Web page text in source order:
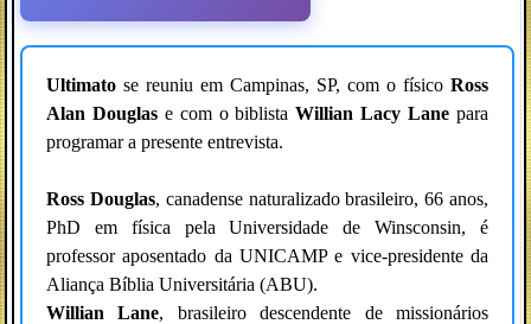
Ultimato se reuniu em Campinas, SP, com o físico Ross
Alan Douglase com o biblistaWillian Lacy Lane para
programar a presente entrevista.
Ross Douglas, canadense naturalizado brasileiro, 66 anos,
PhD em física pela Universidade de Winsconsin, é
professor aposentado da UNICAMP e vice-presidente da
Aliança Bíblia Universitária (ABU).
Willian Lane, brasileiro descendente de missionários